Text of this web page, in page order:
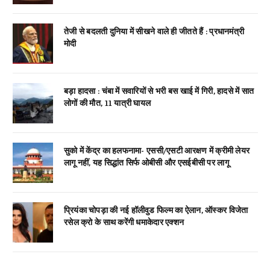
तेजी से बदलती दुनिया में सीखने वाले ही जीतते हैं : प्रधानमंत्री
मोदी
बड़ा हादसा : चंबा में सवारियों से भरी बस खाई में गिरी, हादसे में सात
लोगों की मौत, 11 यात्री घायल
सुको में केंद्र का हलफनामा- एससी/एसटी आरक्षण में क्रीमी लेयर
लागू नहीं, यह सिद्धांत सिर्फ ओबीसी और एसईबीसी पर लागू
प्रियंका चोपड़ा की नई हॉलीवुड फिल्म का ऐलान, ऑस्कर विजेता
रसेल क्रो के साथ करेंगी धमाकेदार एक्शन